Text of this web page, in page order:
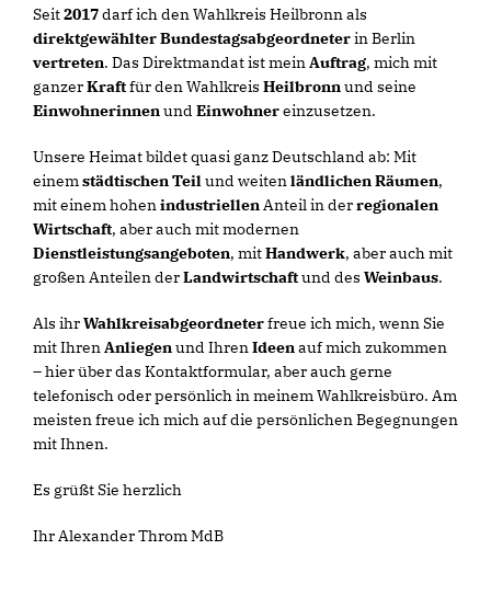
Seit2017darf ich den Wahlkreis Heilbronn als
direktgewählter Bundestagsabgeordneterin Berlin
vertreten. Das Direktmandat ist meinAuftrag, mich mit
ganzerKraftfür den Wahlkreis Heilbronnund seine
Einwohnerinnenund Einwohnereinzusetzen.
Unsere Heimat bildet quasi ganz Deutschland ab: Mit
einemstädtischen Teilund weitenländlichen Räumen,
mit einem hohenindustriellenAnteil in derregionalen
Wirtschaft, aber auch mit modernen
Dienstleistungsangeboten, mitHandwerk, aber auch mit
großen Anteilen derLandwirtschaftund des Weinbaus.
Als ihrWahlkreisabgeordneterfreue ich mich, wenn Sie
mit IhrenAnliegenund IhrenIdeenauf mich zukommen
– hier über das Kontaktformular, aber auch gerne
telefonisch oder persönlich in meinem Wahlkreisbüro. Am
meisten freue ich mich auf die persönlichen Begegnungen
mit Ihnen.
Es grüßt Sie herzlich
Ihr Alexander Throm MdB